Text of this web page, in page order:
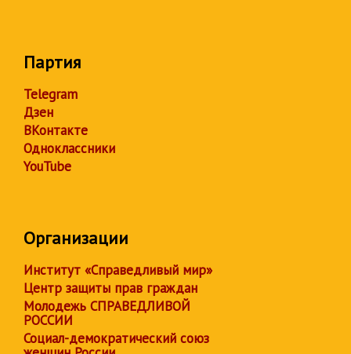
Партия
Telegram
Дзен
ВКонтакте
Одноклассники
YouTube
Организации
Институт «Справедливый мир»
Центр защиты прав граждан
Молодежь СПРАВЕДЛИВОЙ
РОССИИ
Социал-демократический союз